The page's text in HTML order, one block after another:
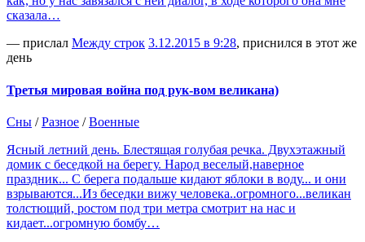
сказала…
— прислал Между строк 3.12.2015 в 9:28, приснился в этот же
день
Третья мировая война под рук-вом великана)
Сны /Разное /Военные
Ясный летний день. Блестящая голубая речка. Двухэтажный
домик с беседкой на берегу. Народ веселый,наверное
праздник... С берега подальше кидают яблоки в воду... и они
взрываются...Из беседки вижу человека..огромного...великан
толстющий, ростом под три метра смотрит на нас и
кидает...огромную бомбу…